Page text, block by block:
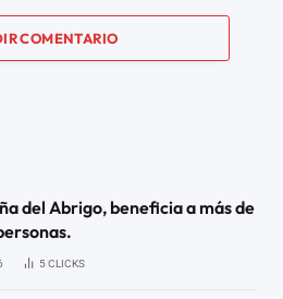
COMENTARIO
del Abrigo, beneficia a más de
5CLICKS